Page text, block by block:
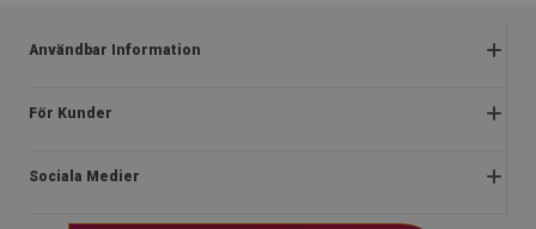
Användbar Information
Reklamationer
Kampanjregler
För Kunder
Om oss
Sociala Medier